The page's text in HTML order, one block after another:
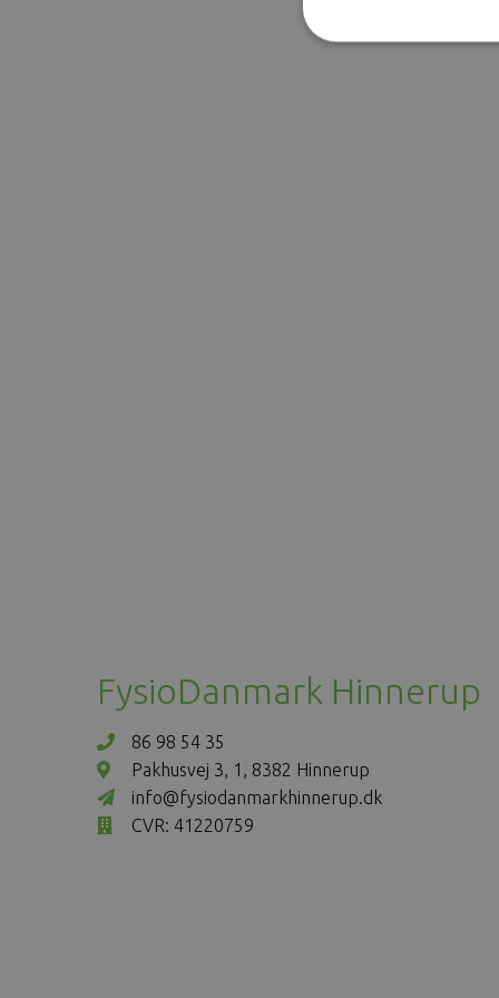
FysioDanmark Hinnerup
86 98 54 35
Pakhusvej 3, 1, 8382 Hinnerup
info@fysiodanmarkhinnerup.dk
CVR: 41220759